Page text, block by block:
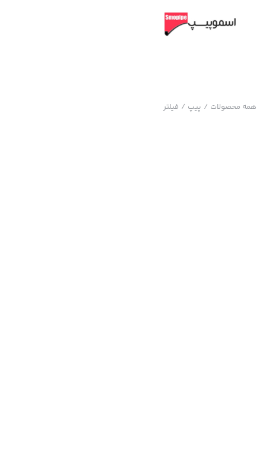
همه محصولات / پیپ / فیلتر